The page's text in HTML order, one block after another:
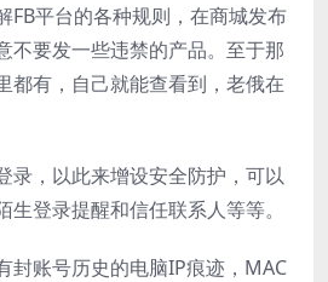
FB平台的各种规则，在商城发布
不要发一些违禁的产品。至于那
都有，自己就能查看到，老俄在
录，以此来增设安全防护，可以
登录提醒和信任联系人等等。
封账号历史的电脑IP痕迹，MAC